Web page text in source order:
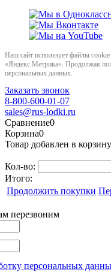
Наш сайт использует файлы
«Яндекс.Метрика». Продолжая
персональных данных.
Заказать звонок
8-800-600-01-07
sales@rus-lodki.ru
Сравнение0
Корзина0
Товар добавлен в корзину
Кол-во:
Итого:
Продолжить покупки
перезвоним
персональных